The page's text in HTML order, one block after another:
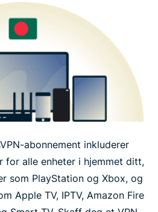
abonnement inkluderer
for alle enheter i hjemmet ditt,
som PlayStation og Xbox, og
Apple TV, IPTV, Amazon Fire